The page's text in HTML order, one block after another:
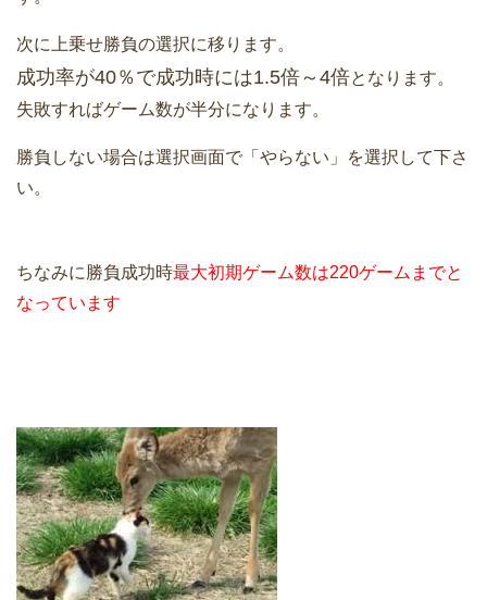
次に上乗せ勝負の選択に移ります。
成功率が40％で成功時には1.5倍～4倍となります。
失敗すればゲーム数が半分になります。
勝負しない場合は選択画面で「やらない」を選択して下さ
い。
ちなみに勝負成功時最大初期ゲーム数は220ゲームまでと
なっています